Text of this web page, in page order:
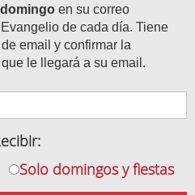
en su correo
de cada día. Tiene
email y confirmar la
le llegará a su email.
Solo domingos y fiestas